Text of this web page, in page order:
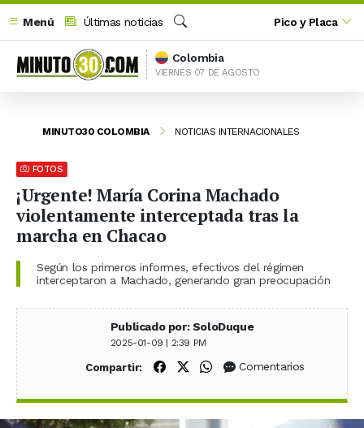
Menú
Últimas noticias
Buscar
Pico y Placa
Colombia
VIERNES 07 DE AGOSTO
MINUTO30 COLOMBIA NOTICIAS INTERNACIONALES
FOTOS
¡Urgente! María Corina Machado
violentamente interceptada tras la
marcha en Chacao
Según los primeros informes, efectivos del régimen
interceptaron a Machado, generando gran preocupación
Publicado por: SoloDuque
2025-01-09 | 2:39 PM
Compartir: Compartir en Facebook
Compartir en X (Twitter)
Compartir en WhatsApp
Comentarios